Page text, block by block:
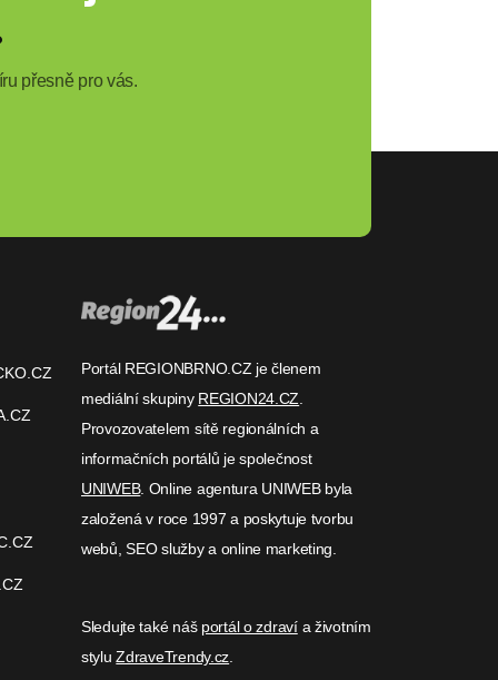
přesně pro vás.
Portál REGIONBRNO.CZ je členem
mediální skupiny REGION24.CZ
Provozovatelem sítě regionálních a
informačních portálů je společnost
UNIWEB. Online agentura UNIWEB byla
založená v roce 1997 a poskytuje tvorbu
webů, SEO služby a online marketing.
Sledujte také náš portál o zdravía životním
styluZdraveTrendy.cz